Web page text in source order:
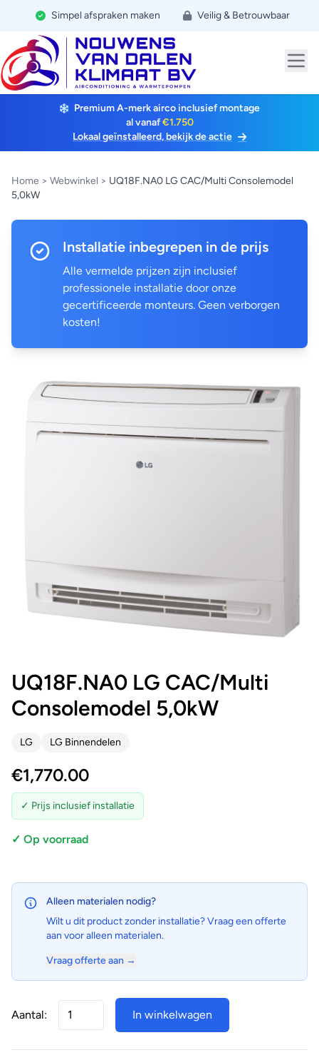
Simpel afspraken maken Veilig & Betrouwbaar
Premium A-merk airco inclusief montage
al vanaf€1.750
Lokaal geïnstalleerd, bekijk de actie
Home > Webwinkel > UQ18F.NA0 LG CAC/Multi Consolemodel
5,0kW
Installatie inbegrepen in de prijs
Alle vermelde prijzen zijn inclusief
professionele installatie door onze
gecertificeerde monteurs. Geen verborgen
kosten!
UQ18F.NA0 LG CAC/Multi
Consolemodel 5,0kW
LG LG Binnendelen
€1,770.00
✓ Prijs inclusief installatie
✓ Op voorraad
Alleen materialen nodig?
Wilt u dit product zonder installatie? Vraag een offerte
aan voor alleen materialen.
Vraag offerte aan →
Aantal: In winkelwagen